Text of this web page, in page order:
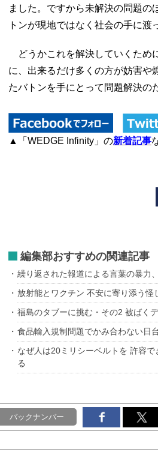
ました。ですから未解決の問題
トンが現地ではなく社会の手に渡
どうかこれを解決していくため
に、出来るだけ多くの方が妨害や
たバトンを手にとって問題解決の
▲「WEDGE Infinity」の新着記事
編集部おすすめの関連記事
繰り返された報道による言葉の暴力
放射能とワクチン 不安に寄り添う怪
福島のタブーに挑む・その2 被ばく
食品輸入規制問題でかみ合わない日
なぜ人は20ミリシーベルトを 許容
る
バックナンバー